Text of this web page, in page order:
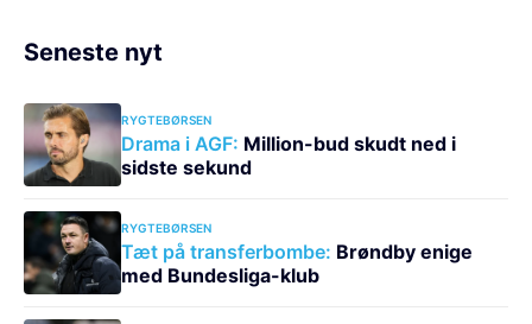
Seneste nyt
RYGTEBØRSEN
Drama i AGF: Million-bud skudt ned i
sidste sekund
RYGTEBØRSEN
Tæt på transferbombe: Brøndby enige
med Bundesliga-klub